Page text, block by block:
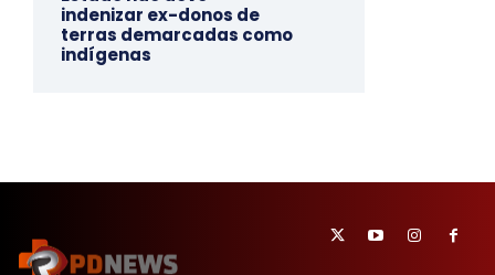
indenizar ex-donos de
terras demarcadas como
indígenas